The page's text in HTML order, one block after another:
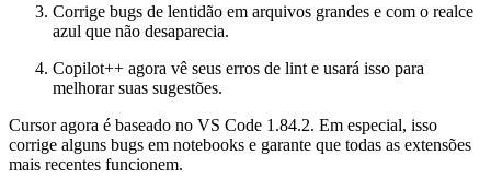
Corrige bugs de lentidão em arquivos grandes e com o realce
azul que não desaparecia.
Copilot++ agora vê seus erros de lint e usará isso para
melhorar suas sugestões.
Cursor agora é baseado no VS Code 1.84.2. Em especial, isso
corrige alguns bugs em notebooks e garante que todas as extensões
mais recentes funcionem.